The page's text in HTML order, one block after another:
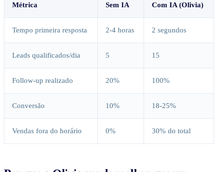
Métrica Sem IA Com IA (Olivia)
Tempo primeira resposta 2-4 horas 2 segundos
Leads qualificados/dia 5 15
Follow-up realizado 20% 100%
Conversão 10% 18-25%
Vendas fora do horário 0% 30% do total